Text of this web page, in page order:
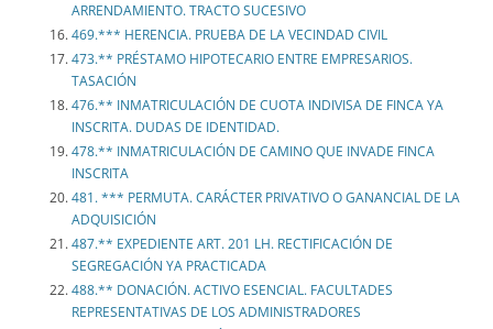
ARRENDAMIENTO. TRACTO SUCESIVO
469.*** HERENCIA. PRUEBA DE LA VECINDAD CIVIL
473.** PRÉSTAMO HIPOTECARIO ENTRE EMPRESARIOS.
TASACIÓN
476.** INMATRICULACIÓN DE CUOTA INDIVISA DE FINCA YA
INSCRITA. DUDAS DE IDENTIDAD.
478.** INMATRICULACIÓN DE CAMINO QUE INVADE FINCA
INSCRITA
481. *** PERMUTA. CARÁCTER PRIVATIVO O GANANCIAL DE LA
ADQUISICIÓN
487.** EXPEDIENTE ART. 201 LH. RECTIFICACIÓN DE
SEGREGACIÓN YA PRACTICADA
488.** DONACIÓN. ACTIVO ESENCIAL. FACULTADES
REPRESENTATIVAS DE LOS ADMINISTRADORES